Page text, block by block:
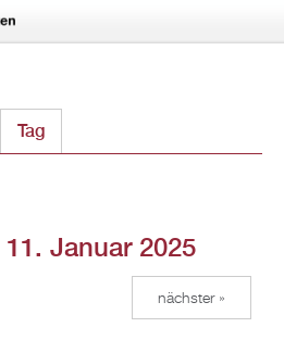
Tag
Januar 2025
nächster »